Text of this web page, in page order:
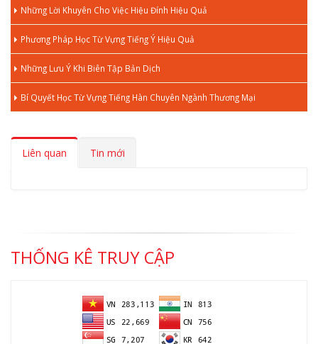
Những Lời Khuyên Cho Việc Hiệu Đính Hiệu Quả
Phương Pháp Học Từ Vựng Tiếng Ý Hiệu Quả
Những Lưu Ý Khi Biên Tập Bản Dịch
Bí Quyết Học Từ Vựng Tiếng Hàn Chuyên Ngành Thương Mại
Liên quan Tin mới
THỐNG KÊ TRUY CẬP